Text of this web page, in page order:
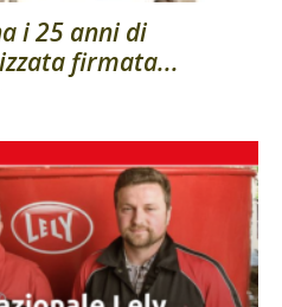
i 25 anni di
firmata...